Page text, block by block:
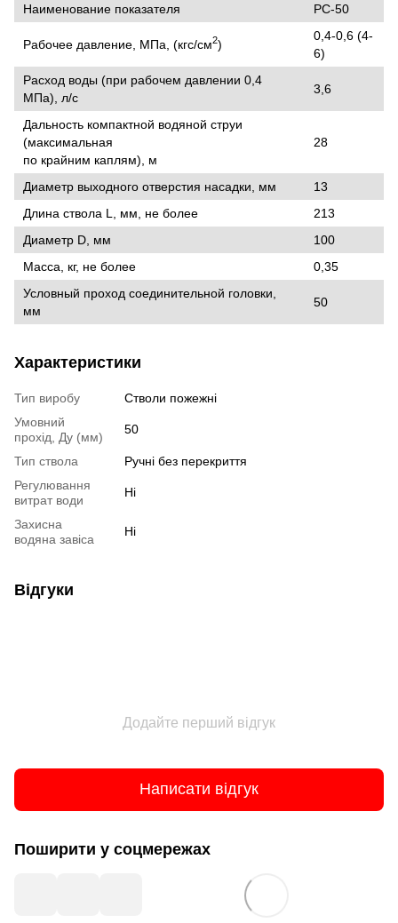
Наименование показателя
РС-50
Рабочее давление, МПа, (кгс/см2)
0,4-0,6 (4-
6)
Расход воды (при рабочем давлении 0,4
МПа), л/с
3,6
Дальность компактной водяной струи
(максимальная
по крайним каплям), м
28
Диаметр выходного отверстия насадки, мм
13
Длина ствола L, мм, не более
213
Диаметр D, мм
100
Масса, кг, не более
0,35
Условный проход соединительной головки,
мм
50
Характеристики
Тип виробу
Стволи пожежні
Умовний
прохід, Ду (мм)
50
Тип ствола
Ручні без перекриття
Регулювання
витрат води
Ні
Захисна
водяна завіса
Ні
Відгуки
Додайте перший відгук
Написати відгук
Поширити у соцмережах